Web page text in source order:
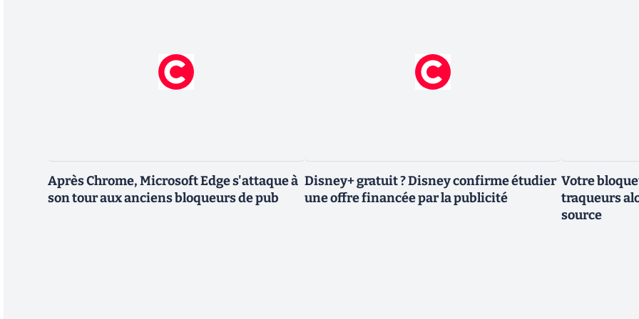
Après Chrome, Microsoft Edge s'attaque à
son tour aux anciens bloqueurs de pub
Disney+ gratuit ? Disney confirme étudier
une offre financée par la publicité
Votre
traqueurs
source